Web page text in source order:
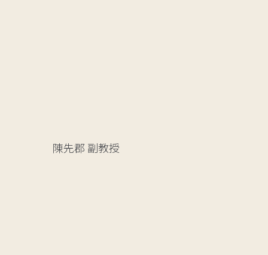
陳先郡 副教授